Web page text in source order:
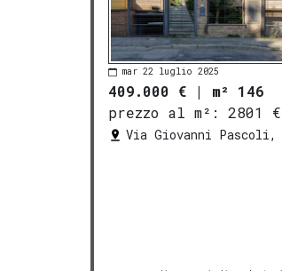
mar 22 luglio 2025
409.000 € | m² 146
prezzo al m²:
2801
Via Giovanni Pascoli,